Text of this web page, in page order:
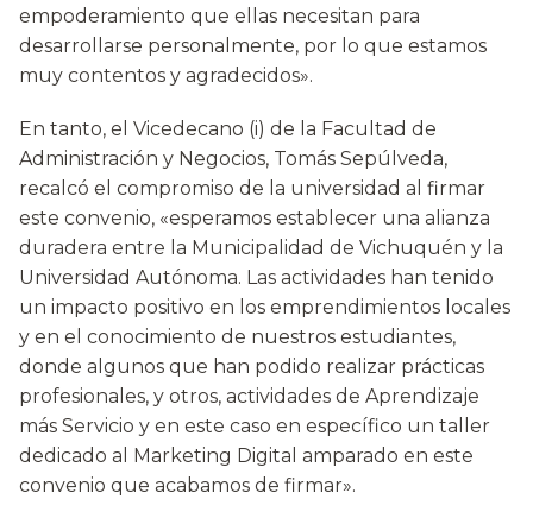
empoderamiento que ellas necesitan para
desarrollarse personalmente, por lo que estamos
muy contentos y agradecidos».
En tanto, el Vicedecano (i) de la Facultad de
Administración y Negocios, Tomás Sepúlveda,
recalcó el compromiso de la universidad al firmar
este convenio, «esperamos establecer una alianza
duradera entre la Municipalidad de Vichuquén y la
Universidad Autónoma. Las actividades han tenido
un impacto positivo en los emprendimientos locales
y en el conocimiento de nuestros estudiantes,
donde algunos que han podido realizar prácticas
profesionales, y otros, actividades de Aprendizaje
más Servicio y en este caso en específico un taller
dedicado al Marketing Digital amparado en este
convenio que acabamos de firmar».